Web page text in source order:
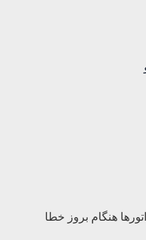
هنگام بروز خطا